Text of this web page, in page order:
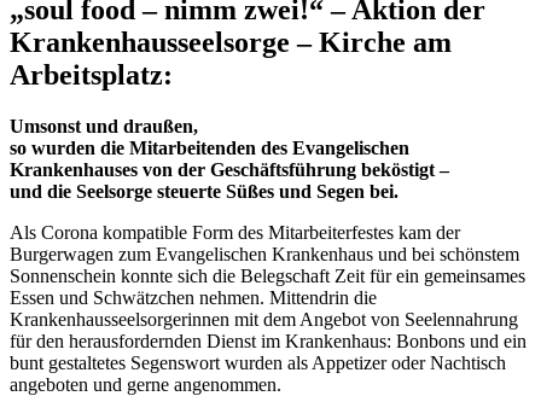
„soul food – nimm zwei!“ – Aktion der
Krankenhausseelsorge – Kirche am
Arbeitsplatz:
Umsonst und draußen,
so wurden die Mitarbeitenden des Evangelischen
Krankenhauses von der Geschäftsführung beköstigt –
und die Seelsorge steuerte Süßes und Segen bei.
Als Corona kompatible Form des Mitarbeiterfestes kam der
Burgerwagen zum Evangelischen Krankenhaus und bei schönstem
Sonnenschein konnte sich die Belegschaft Zeit für ein gemeinsames
Essen und Schwätzchen nehmen. Mittendrin die
Krankenhausseelsorgerinnen mit dem Angebot von Seelennahrung
für den herausfordernden Dienst im Krankenhaus: Bonbons und ein
bunt gestaltetes Segenswort wurden als Appetizer oder Nachtisch
angeboten und gerne angenommen.